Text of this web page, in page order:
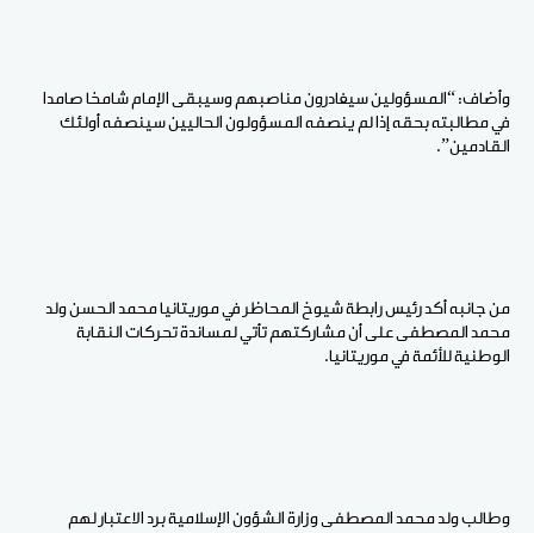
وأضاف: “المسؤولين سيغادرون مناصبهم وسيبقى الإمام شامخا صامدا
في مطالبته بحقه إذا لم ينصفه المسؤولون الحاليين سينصفه أولئك
القادمين”.
من جانبه أكد رئيس رابطة شيوخ المحاظر في موريتانيا محمد الحسن ولد
محمد المصطفى على أن مشاركتهم تأتي لمساندة تحركات النقابة
الوطنية للأئمة في موريتانيا.
وطالب ولد محمد المصطفى وزارة الشؤون الإسلامية برد الاعتبار لهم